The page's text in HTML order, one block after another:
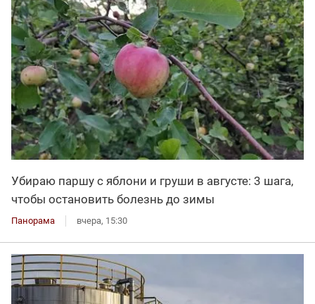
Убираю паршу с яблони и груши в августе: 3 шага,
чтобы остановить болезнь до зимы
Панорама вчера, 15:30